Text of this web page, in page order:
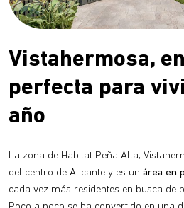
Vistahermosa,
perfecta para
año
La zona de Habitat Peña Alta,
del centro de Alicante y es un área en
cada vez más residentes en busca de